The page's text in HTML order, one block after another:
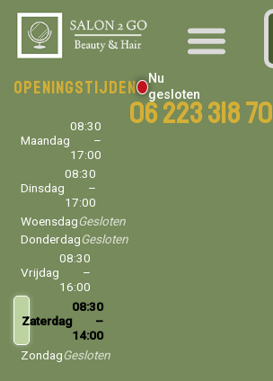
Openingstijden
Nu
gesloten
Maandag
08:30
–
17:00
Dinsdag
08:30
–
17:00
WoensdagGesloten
DonderdagGesloten
Vrijdag
08:30
–
16:00
Zaterdag
08:30
–
14:00
ZondagGesloten
06 223 318 70